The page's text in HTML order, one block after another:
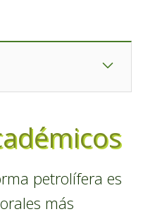
petrolífera es
más